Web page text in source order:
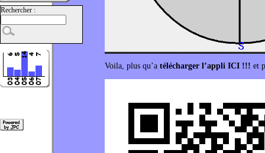
Rechercher :
Voila, plus qu’atélécharger l’appli ICI !!! et